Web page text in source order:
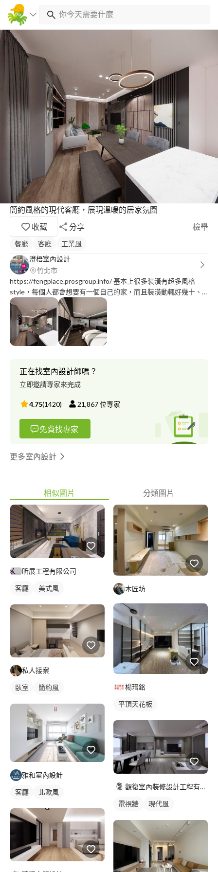
簡約風格的現代客廳，展現溫暖的居家氛圍
收藏
分享 檢舉
餐廳 客廳
工業風
澄梧室內設計
竹北市
https://fengplace.prosgroup.info/ 基本上很多裝潢有超多風格
style，每個人都會想要有一個自己的家，而且裝潢動輒好幾十、
百萬，因此選擇一個自己最適合的風格是重要、需要仔細評估考量
的事。 ▲ ＃現代風，也有人叫做＃簡單現代風，基本上以黑、
灰、白色為主，好的設計師可以靠著這三個顏色就展示出現代的風
格，但會點綴一些中性色彩，讓空間的色調不致於讓人感受太冷，
有些使用調光簾去控制光線照進室內的量，讓空間給人不會太冷或
20-45歲族群的喜歡，利用一些工業的元素(eg: 粗獷的鐵件、管
線)，營造出懷舊復古風。 ▲ ＃北歐風，最近年輕族群也超愛這個
style ，崇尚簡潔、貼近自然、以白色的風格為主，色彩上非常的
明亮，通常會加上一些木材色，讓人有溫暖的感覺。 ▲ ＃美式
風，可以容納多種顏色風格，顏色上比北歐風、工業風、簡約風複
雜一點，使用土黃色的家具為主，容易營造復古風。
正在找室內設計師嗎？
立即邀請專家來完成
4.75(1420) 21,867位專家
免費找專家
更多室內設計
相似圖片 分類圖片
昕展工程有限公司
客廳 美式風
私人接案
臥室 簡約風
雅和室內設計
客廳 北歐風
木匠坊
楊瑨銘
平頂天花板
觀復室內裝修設計工程有限公司
電視牆 現代風